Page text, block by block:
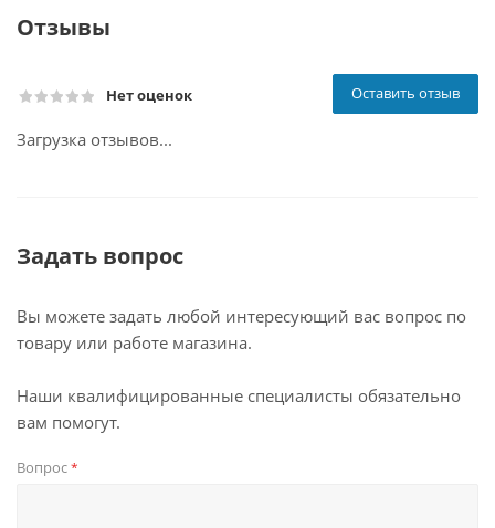
Отзывы
Нет оценок Оставить отзыв
Загрузка отзывов...
Задать вопрос
Вы можете задать любой интересующий вас вопрос по
товару или работе магазина.
Наши квалифицированные специалисты обязательно
вам помогут.
Вопрос*